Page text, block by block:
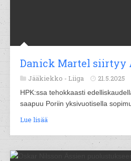
Danick Martel siirtyy
Jääkiekko - Liiga 21.5.2025
HPK:ssa tehokkaasti
saapuu Poriin yksivuotisella
Lue lisää